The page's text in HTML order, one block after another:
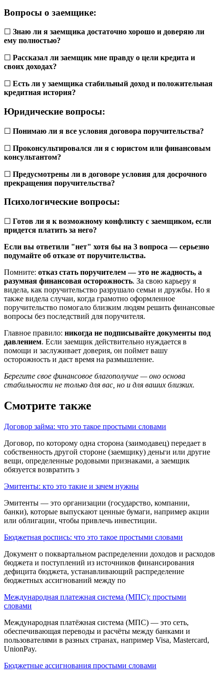
Вопросы о заемщике:
☐ Знаю ли я заемщика достаточно хорошо и доверяю ли
ему полностью?
☐ Рассказал ли заемщик мне правду о цели кредита и
своих доходах?
☐ Есть ли у заемщика стабильный доход и положительная
кредитная история?
Юридические вопросы:
☐ Понимаю ли я все условия договора поручительства?
☐ Проконсультировался ли я с юристом или финансовым
консультантом?
☐ Предусмотрены ли в договоре условия для досрочного
прекращения поручительства?
Психологические вопросы:
☐ Готов ли я к возможному конфликту с заемщиком, если
придется платить за него?
Если вы ответили "нет" хотя бы на 3 вопроса — серьезно
подумайте об отказе от поручительства.
Помните: отказ стать поручителем — это не жадность, а
разумная финансовая осторожность. За свою карьеру я
видела, как поручительство разрушало семьи и дружбы. Но я
также видела случаи, когда грамотно оформленное
поручительство помогало близким людям решить финансовые
вопросы без последствий для поручителя.
Главное правило: никогда не подписывайте документы под
давлением. Если заемщик действительно нуждается в
помощи и заслуживает доверия, он поймет вашу
осторожность и даст время на размышление.
Берегите свое финансовое благополучие — оно основа
стабильности не только для вас, но и для ваших близких.
Смотрите также
Договор займа: что это такое простыми словами
Договор, по которому од­на сторона (заимодавец) передает в
собствен­ность другой стороне (заемщику) деньги или другие
вещи, определенные родовыми призна­ками, а заемщик
обязуется возвратить з
Эмитенты: кто это такие и зачем нужны
Эмитенты — это организации (государство, компании,
банки), которые выпускают ценные бумаги, например акции
или облигации, чтобы привлечь инвестиции.
Бюджетная роспись: что это такое простыми словами
Документ о поквар­тальном распределении доходов и расходов
бю­джета и поступлений из источников финансиро­вания
дефицита бюджета, устанавливающий распределение
бюджетных ассигнований между по
Международная платежная система (МПС): простыми
словами
Международная платёжная система (МПС) — это сеть,
обеспечивающая переводы и расчёты между банками и
пользователями в разных странах, например Visa, Mastercard,
UnionPay.
Бюджетные ассигнования простыми словами